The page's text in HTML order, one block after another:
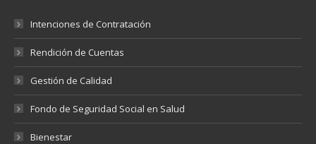
Intenciones de Contratación
Rendición de Cuentas
Gestión de Calidad
Fondo de Seguridad Social en Salud
Bienestar